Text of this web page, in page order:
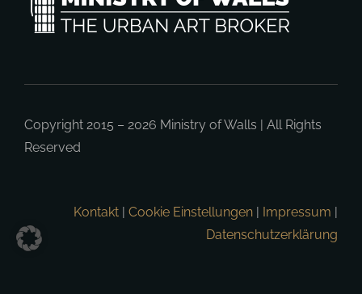
Copyright 2015 – 2026 Ministry of Walls | All Rights
Reserved
Kontakt |Cookie Einstellungen | Impressum |
Datenschutzerklärung